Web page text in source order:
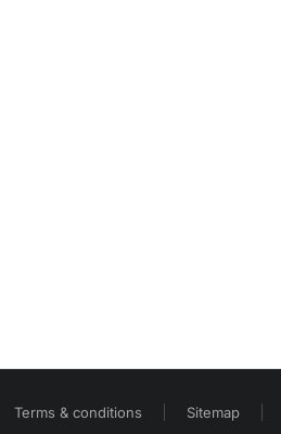
Terms & conditions Sitemap